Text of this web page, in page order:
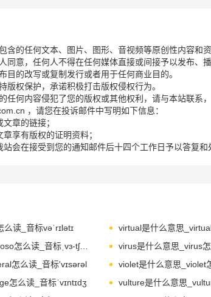
含的任何文本、图片、图形、音视频等原创性内容和
同意，任何人不得在任何媒体直接或间接予以发布、
目的改写或复制发行或者用于任何商业目的。
版权保护，承诺积极打击版权侵权行为。
任何内容侵犯了您的版权或其他权利，请与本站联系
，请您在投诉邮件中写明如下信息：
章的链接；
享有版权的证明资料；
站会在接受到您的通知邮件后十四个工作日予以答复和
读_音标vəˈrɪlətɪ
virtual是什么意思
virtuoso是什么意思_virtuoso怎么读_音标ˌvɜ-tʃʊ'əʊsəʊ
virus是什么意思_virus
怎么读_音标'vɪsərəl
violet是什么意思_violet
怎么读_音标ˈvɪntɪdʒ
vulture是什么意思